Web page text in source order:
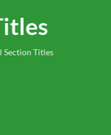
Titles